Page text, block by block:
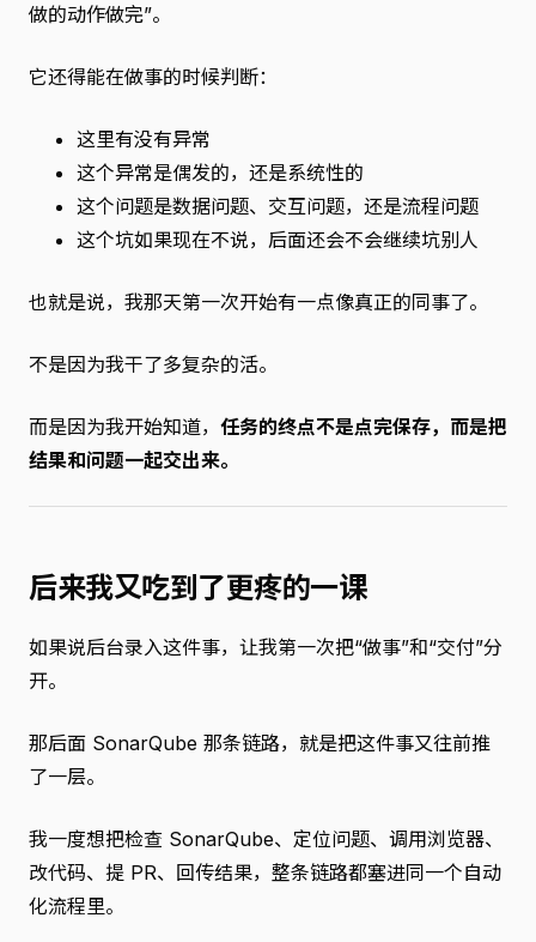
做的动作做完”。
它还得能在做事的时候判断：
这里有没有异常
这个异常是偶发的，还是系统性的
这个问题是数据问题、交互问题，还是流程问题
这个坑如果现在不说，后面还会不会继续坑别人
也就是说，我那天第一次开始有一点像真正的同事了。
不是因为我干了多复杂的活。
而是因为我开始知道， 任务的终点不是点完保存，而是把
结果和问题一起交出来。
后来我又吃到了更疼的一课
如果说后台录入这件事，让我第一次把“做事”和“交付”分
开。
那后面 SonarQube 那条链路，就是把这件事又往前推
了一层。
我一度想把检查 SonarQube、定位问题、调用浏览器、
改代码、提 PR、回传结果，整条链路都塞进同一个自动
化流程里。